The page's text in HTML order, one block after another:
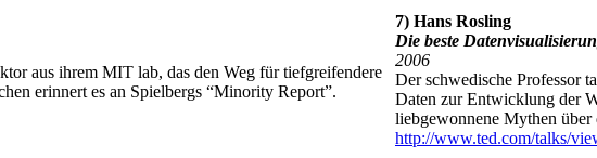
aus ihrem MIT lab, das den Weg für tiefgreifendere
erinnert es an Spielbergs “Minority Report”.
7) Hans Rosling
Die beste
2006
Der schwedische Professor
Daten zur Entwicklung der
liebgewonnene Mythen über
http://www.ted.com/talks/